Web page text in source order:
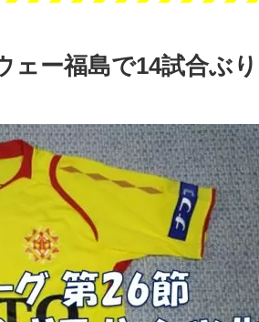
ー福島で14試合ぶり